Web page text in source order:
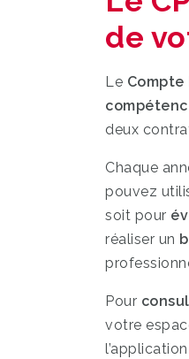
de
Le Compte
deux
Chaque
pouvez
soit pour
réaliser un
Pour
votre